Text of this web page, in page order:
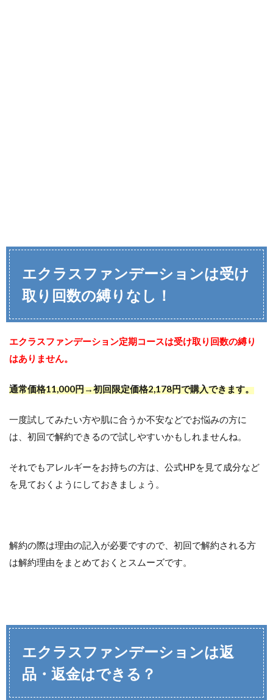
エクラスファンデーションは受け
取り回数の縛りなし！
エクラスファンデーション定期コースは受け取り回数の縛り
はありません。
通常価格11,000円→初回限定価格2,178円で購入できます。
一度試してみたい方や肌に合うか不安などでお悩みの方に
は、初回で解約できるので試しやすいかもしれませんね。
それでもアレルギーをお持ちの方は、公式HPを見て成分など
を見ておくようにしておきましょう。
解約の際は理由の記入が必要ですので、初回で解約される方
は解約理由をまとめておくとスムーズです。
エクラスファンデーションは返
品・返金はできる？